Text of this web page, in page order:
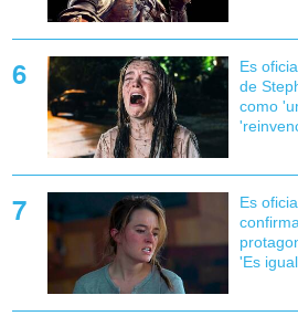
Es
de
como
Es
'Es